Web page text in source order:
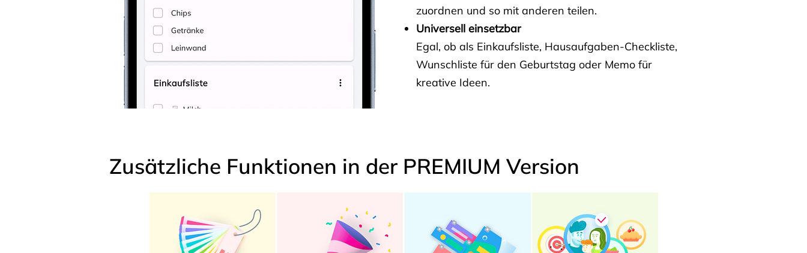
zuordnen und so mit anderen teilen.
Universell einsetzbar
Egal, ob als Einkaufsliste, Hausaufgaben-Checkliste,
Wunschliste für den Geburtstag oder Memo für
kreative Ideen.
Zusätzliche Funktionen in der PREMIUM Version